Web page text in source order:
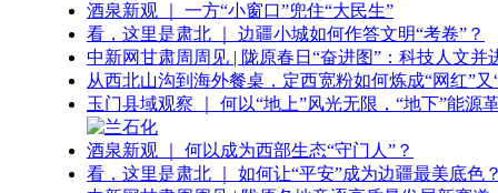
酒泉新观 ｜ 一方“小窗口”兜住“大民生”
看，这里是肃北 ｜ 边疆小城如何作答文明“考卷”？
中新网甘肃周周见 | 陇原春日“奋进图”：科技人文并
从西北山沟到海外餐桌，定西宽粉如何炼成“网红”又
玉门县域观察 ｜ 何以“地上”风光无限，“地下”能源
酒泉新观 ｜ 何以成为西部生态“守门人”？
看，这里是肃北 ｜ 如何让“平安”成为边疆最美底色？